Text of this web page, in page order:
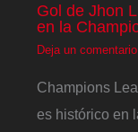
Gol de Jhon
en la
Deja un comentario
Champions
es histórico en